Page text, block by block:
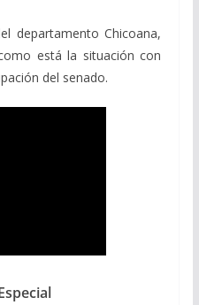
departamento Chicoana,
está la situación con
del senado.